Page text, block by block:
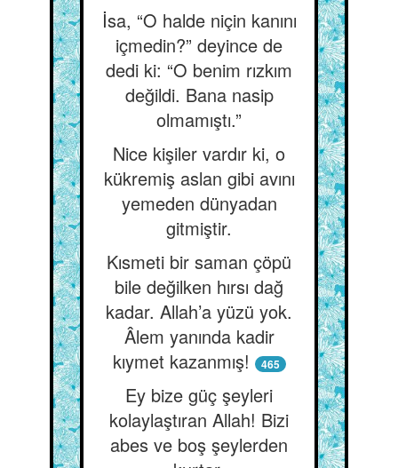
İsa, “O halde niçin kanını
içmedin?” deyince de
dedi ki: “O benim rızkım
değildi. Bana nasip
olmamıştı.”
Nice kişiler vardır ki, o
kükremiş aslan gibi avını
yemeden dünyadan
gitmiştir.
Kısmeti bir saman çöpü
bile değilken hırsı dağ
kadar. Allah’a yüzü yok.
Âlem yanında kadir
kıymet kazanmış!
465
Ey bize güç şeyleri
kolaylaştıran Allah! Bizi
abes ve boş şeylerden